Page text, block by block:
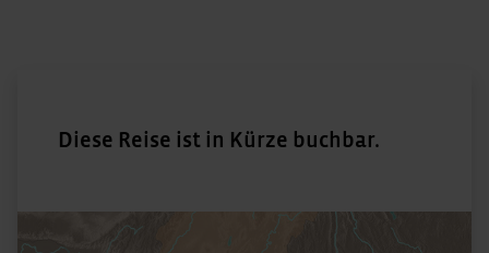
Diese Reise ist in Kürze buchbar.